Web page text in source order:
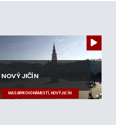
NOVÝ JIČÍN
MASARYKOVO NÁMĚSTÍ, NOVÝ JIČÍN